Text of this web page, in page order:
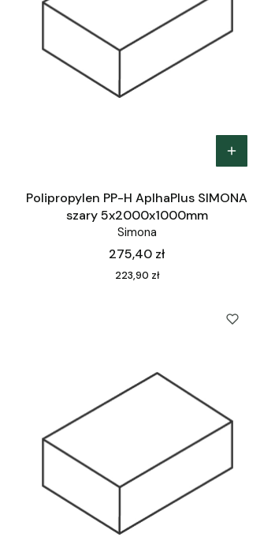
Polipropylen PP-H AplhaPlus SIMONA
szary 5x2000x1000mm
Simona
Cena
275,40 zł
Cena
223,90 zł